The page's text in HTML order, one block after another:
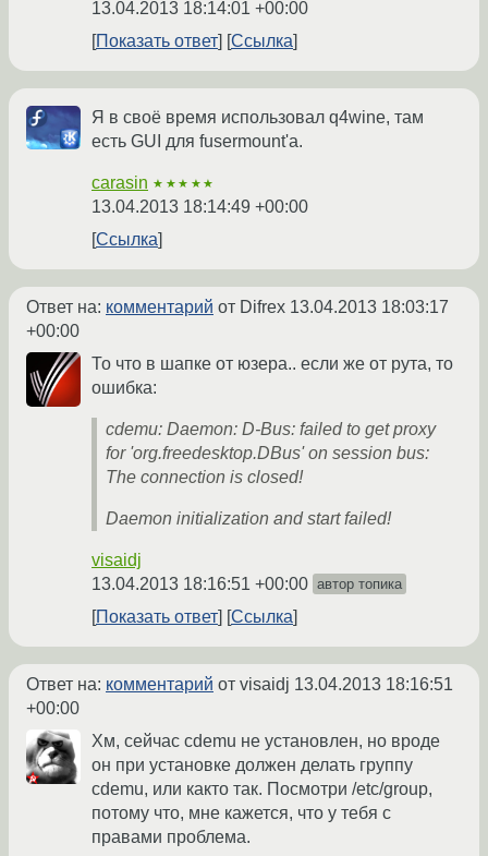
13.04.2013 18:14:01 +00:00
Показать ответ
Ссылка
Я в своё время использовал q4wine, там
есть GUI для fusermount'а.
carasin ★★★★★
13.04.2013 18:14:49 +00:00
Ссылка
Ответ на: комментарий от Difrex 13.04.2013 18:03:17
+00:00
То что в шапке от юзера.. если же от рута, то
ошибка:
cdemu: Daemon: D-Bus: failed to get proxy
for 'org.freedesktop.DBus' on session bus:
The connection is closed!
Daemon initialization and start failed!
visaidj
13.04.2013 18:16:51 +00:00 автор топика
Показать ответ Ссылка
Ответ на: комментарий от visaidj 13.04.2013 18:16:51
+00:00
Хм, сейчас cdemu не установлен, но вроде
он при установке должен делать группу
cdemu, или както так. Посмотри /etc/group,
потому что, мне кажется, что у тебя с
правами проблема.